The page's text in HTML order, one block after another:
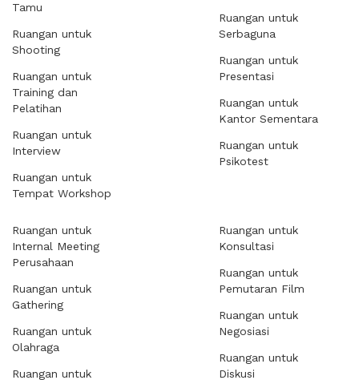
Tamu
Ruangan untuk
Shooting
Ruangan untuk
Training dan
Pelatihan
Ruangan untuk
Interview
Ruangan untuk
Tempat Workshop
Ruangan untuk
Serbaguna
Ruangan untuk
Presentasi
Ruangan untuk
Kantor Sementara
Ruangan untuk
Psikotest
Ruangan untuk
Internal Meeting
Perusahaan
Ruangan untuk
Gathering
Ruangan untuk
Olahraga
Ruangan untuk
Ruangan untuk
Konsultasi
Ruangan untuk
Pemutaran Film
Ruangan untuk
Negosiasi
Ruangan untuk
Diskusi